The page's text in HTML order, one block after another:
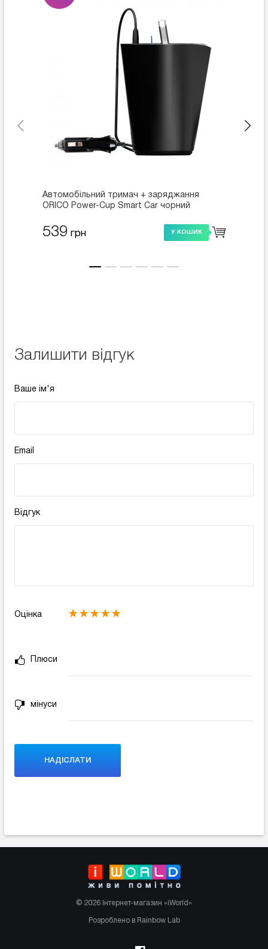
Автомобільний тримач + заряджання
ORICO Power-Cup Smart Car чорний
539 грн У КОШИК
Залишити відгук
Ваше ім'я
Email
Відгук
Оцінка
Плюси
мінуси
© 2026 Інтернет-магазин «iWorld»
Розроблено в Rainbow Lab